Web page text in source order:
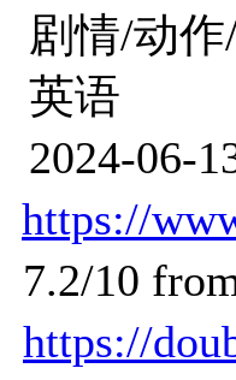
/动作/
语
06-
https://
10 from
https://